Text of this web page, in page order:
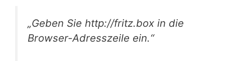
„Geben Sie http://fritz.box in die
Browser-Adresszeile ein.“